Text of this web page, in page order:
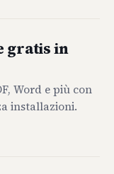
gratis in
Word e più con
installazioni.